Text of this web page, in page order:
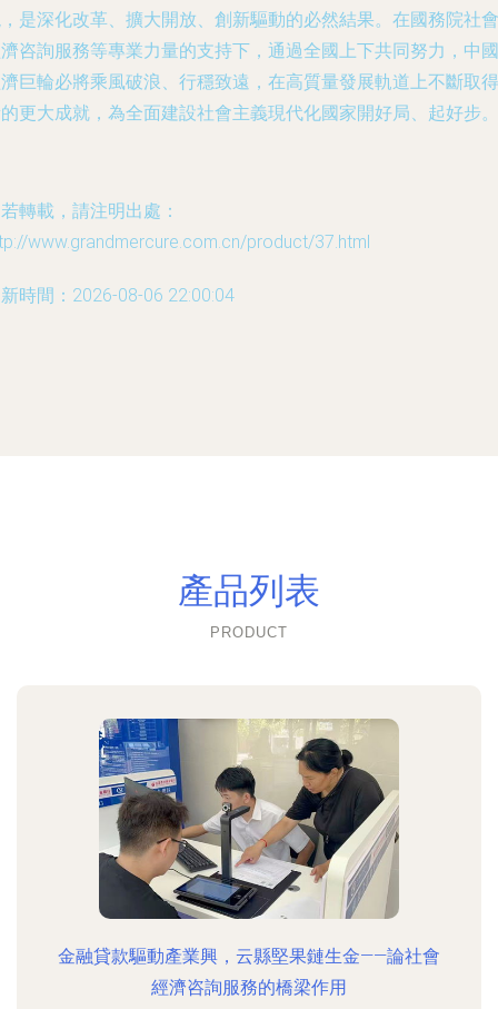
是深化改革、擴大開放、創新驅動的必然結果。在國務院社會
咨詢服務等專業力量的支持下，通過全國上下共同努力，中國
巨輪必將乘風破浪、行穩致遠，在高質量發展軌道上不斷取得
更大成就，為全面建設社會主義現代化國家開好局、起好步。
轉載，請注明出處：
www.grandmercure.com.cn/product/37.html
時間：2026-08-06 22:00:04
產品列表
PRODUCT
金融貸款驅動產業興，云縣堅果鏈生金——論社會
經濟咨詢服務的橋梁作用